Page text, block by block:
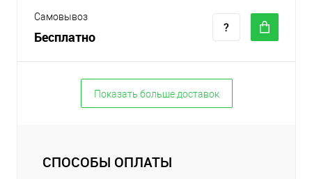
Самовывоз
Бесплатно
Показать больше доставок
СПОСОБЫ ОПЛАТЫ